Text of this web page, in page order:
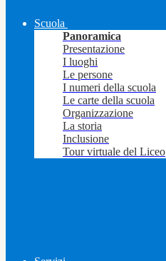
Scuola
Panoramica
Presentazione
I luoghi
Le persone
I numeri della scuola
Le carte della scuola
Organizzazione
La storia
Inclusione
Tour virtuale del Liceo